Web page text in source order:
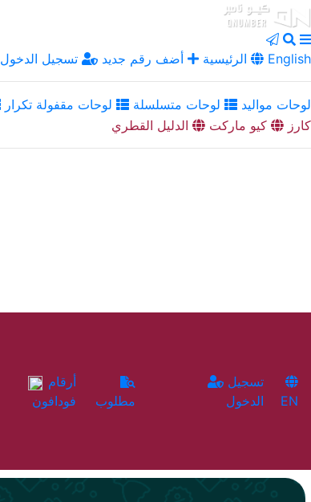
الرئيسية أضف رقم جديد تسجيل الدخول English
لوحات مواليد لوحات متسلسلة لوحات مقفولة تكرار
كارز
كيو ماركت الدليل القطري
فودافون
مطلوب
الدخول
EN